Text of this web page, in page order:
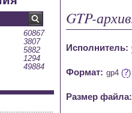
GTP-
Исполнитель:
Формат: gp4 (?)
Размер файла:
60867
3807
5882
1294
49884